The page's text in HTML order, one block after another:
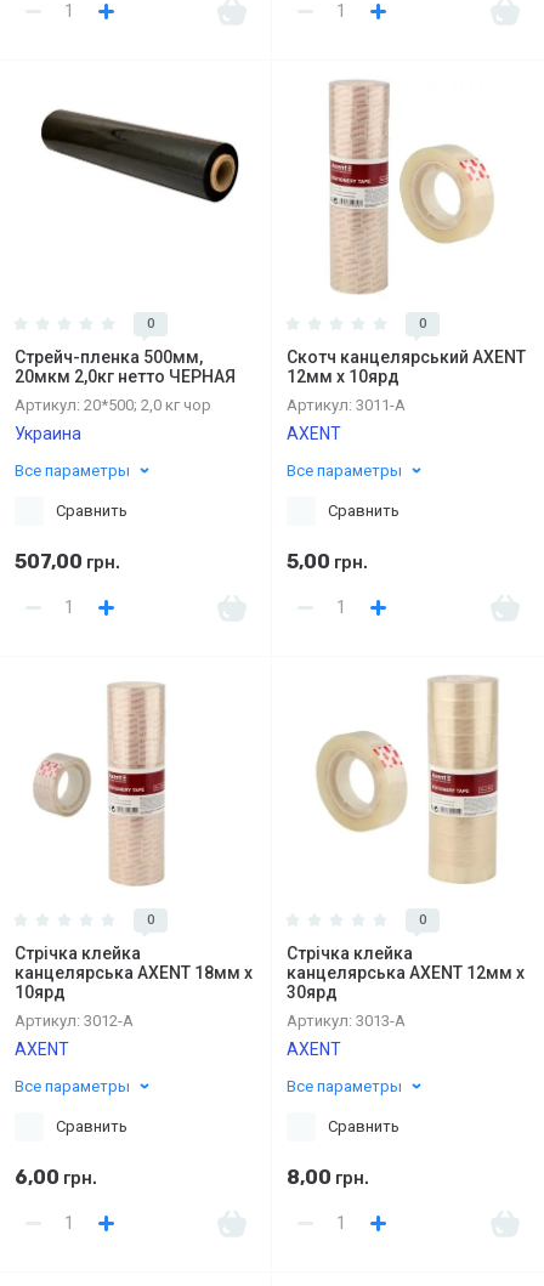
0
Стрейч-пленка 500мм,
20мкм 2,0кг нетто ЧЕРНАЯ
Артикул: 20*500; 2,0 кг чор
Украина
Все параметры
Сравнить
507,00 грн.
0
Скотч канцелярський AXENT
12мм х 10ярд
Артикул: 3011-А
AXENT
Все параметры
Сравнить
5,00 грн.
0
Стрічка клейка
канцелярська AXENT 18мм х
10ярд
Артикул: 3012-А
AXENT
Все параметры
Сравнить
6,00 грн.
0
Стрічка клейка
канцелярська AXENT 12мм х
30ярд
Артикул: 3013-А
AXENT
Все параметры
Сравнить
8,00 грн.